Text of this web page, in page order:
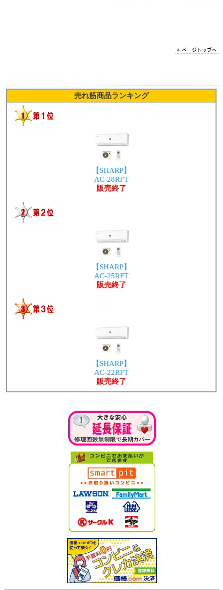
売れ筋商品ランキング
【SHARP】
AC-28RFT
販売終了
【SHARP】
AC-25RFT
販売終了
【SHARP】
AC-22RFT
販売終了